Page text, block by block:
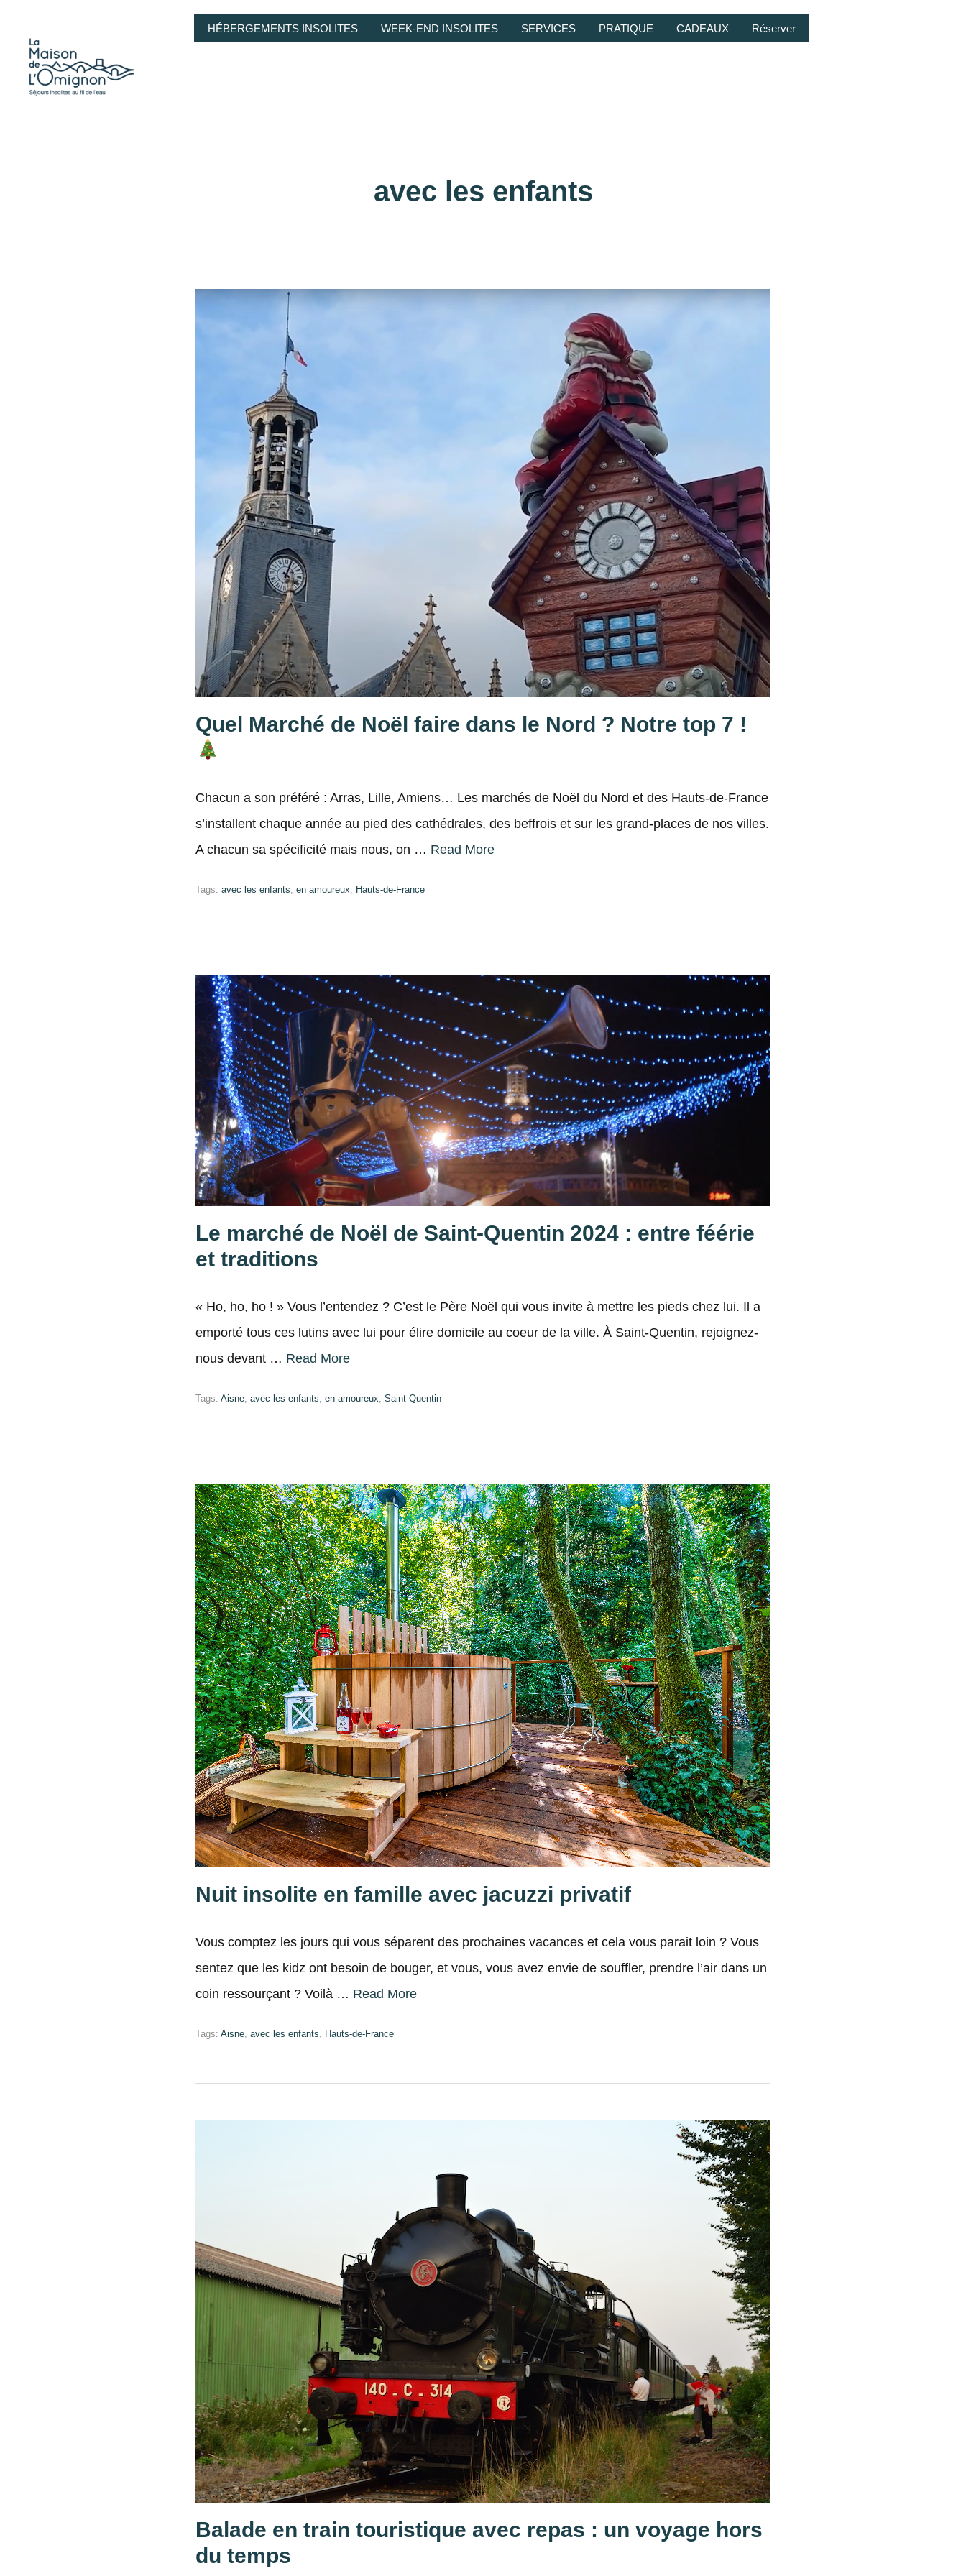
HÉBERGEMENTS INSOLITES WEEK-END INSOLITES SERVICES PRATIQUE CADEAUX Réserver
avec les enfants
Quel Marché de Noël faire dans le Nord ? Notre top 7 !
Chacun a son préféré : Arras, Lille, Amiens… Les marchés de Noël du Nord et des Hauts-de-France
s’installent chaque année au pied des cathédrales, des beffrois et sur les grand-places de nos villes.
A chacun sa spécificité mais nous, on … Read More
Tags: avec les enfants en amoureux Hauts-de-France
Le marché de Noël de Saint-Quentin 2024 : entre féérie
et traditions
« Ho, ho, ho ! » Vous l’entendez ? C’est le Père Noël qui vous invite à mettre les pieds chez lui. Il a
emporté tous ces lutins avec lui pour élire domicile au coeur de la ville. À Saint-Quentin, rejoignez-
nous devant … Read More
Tags: Aisne avec les enfants en amoureux Saint-Quentin
Nuit insolite en famille avec jacuzzi privatif
Vous comptez les jours qui vous séparent des prochaines vacances et cela vous parait loin ? Vous
sentez que les kidz ont besoin de bouger, et vous, vous avez envie de souffler, prendre l’air dans un
coin ressourçant ? Voilà … Read More
Tags: Aisne avec les enfants Hauts-de-France
Balade en train touristique avec repas : un voyage hors
du temps